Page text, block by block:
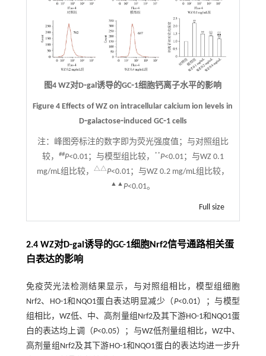
图4 WZ对D⁃gal诱导的GC⁃1细胞钙离子水平的影响
Figure 4 Effects of WZ on intracellular calcium ion levels in
D⁃galactose⁃induced GC⁃1 cells
注： 峰图旁标注的数字即为荧光强度值；与对照组比
较，
##P<0.01；与模型组比较， **P<0.01；与WZ 0.1
mg/mL组比较，
△△P<0.01；与WZ 0.2 mg/mL组比较，
▲▲ P<0.01。
Full size
2.4 WZ对D-gal诱导的GC-1细胞Nrf2信号通路相关蛋
白表达的影响
免疫荧光法检测结果显示，与对照组相比，模型组细胞
Nrf2、HO-1和NQO1蛋白表达明显减少（P<0.01）；与模型
组相比，WZ低、中、高剂量组Nrf2及其下游HO-1和NQO1蛋
白的表达均上调（P<0.05）；与WZ低剂量组相比，WZ中、
高剂量组Nrf2及其下游HO-1和NQO1蛋白的表达均进一步升